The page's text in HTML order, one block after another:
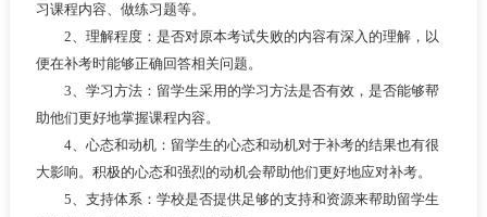
习课程内容、做练习题等。
2、理解程度：是否对原本考试失败的内容有深入的理解，以
便在补考时能够正确回答相关问题。
3、学习方法：留学生采用的学习方法是否有效，是否能够帮
助他们更好地掌握课程内容。
4、心态和动机：留学生的心态和动机对于补考的结果也有很
大影响。积极的心态和强烈的动机会帮助他们更好地应对补考。
5、支持体系：学校是否提供足够的支持和资源来帮助留学生